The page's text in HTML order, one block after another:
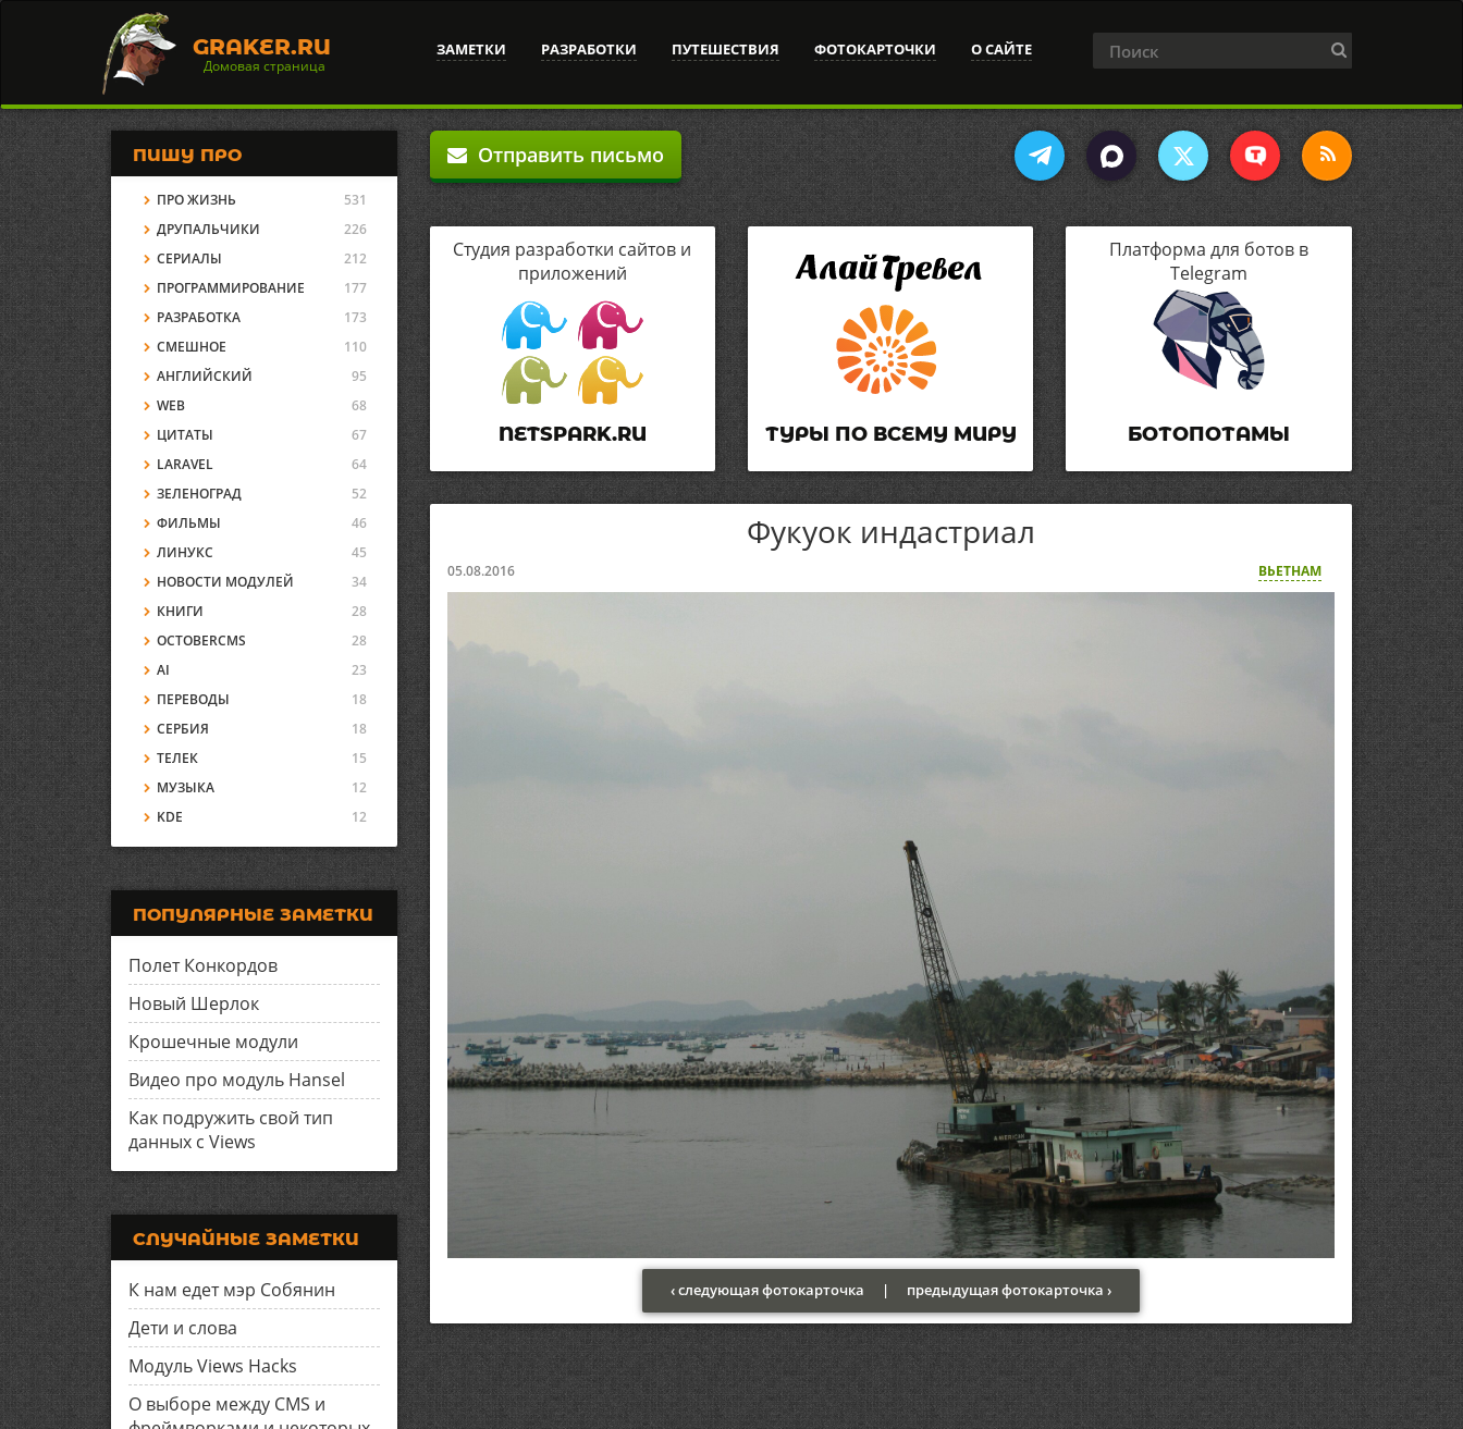
GRAKER.RU
Домовая страница
ЗАМЕТКИ РАЗРАБОТКИ ПУТЕШЕСТВИЯ ФОТОКАРТОЧКИ О САЙТЕ
Отправить письмо
Студия разработки сайтов и
приложений
NETSPARK.RU ТУРЫ ПО ВСЕМУ МИРУ
Платформа для ботов в
Telegram
БОТОПОТАМЫ
Фукуок индастриал
05.08.2016 ВЬЕТНАМ
‹ следующая фотокарточка | предыдущая фотокарточка ›
ПИШУ ПРО
ПРО ЖИЗНЬ
531
ДРУПАЛЬЧИКИ
226
СЕРИАЛЫ
212
ПРОГРАММИРОВАНИЕ
177
РАЗРАБОТКА
173
СМЕШНОЕ
110
АНГЛИЙСКИЙ
95
WEB
68
ЦИТАТЫ
67
LARAVEL
64
ЗЕЛЕНОГРАД
52
ФИЛЬМЫ
46
ЛИНУКС
45
НОВОСТИ МОДУЛЕЙ
34
КНИГИ
28
OCTOBERCMS
28
AI
23
ПЕРЕВОДЫ
18
СЕРБИЯ
18
ТЕЛЕК
15
МУЗЫКА
12
KDE
12
ПОПУЛЯРНЫЕ ЗАМЕТКИ
Полет Конкордов
Новый Шерлок
Крошечные модули
Видео про модуль Hansel
Как подружить свой тип
данных с Views
СЛУЧАЙНЫЕ ЗАМЕТКИ
К нам едет мэр Собянин
Дети и слова
Модуль Views Hacks
О выборе между CMS и